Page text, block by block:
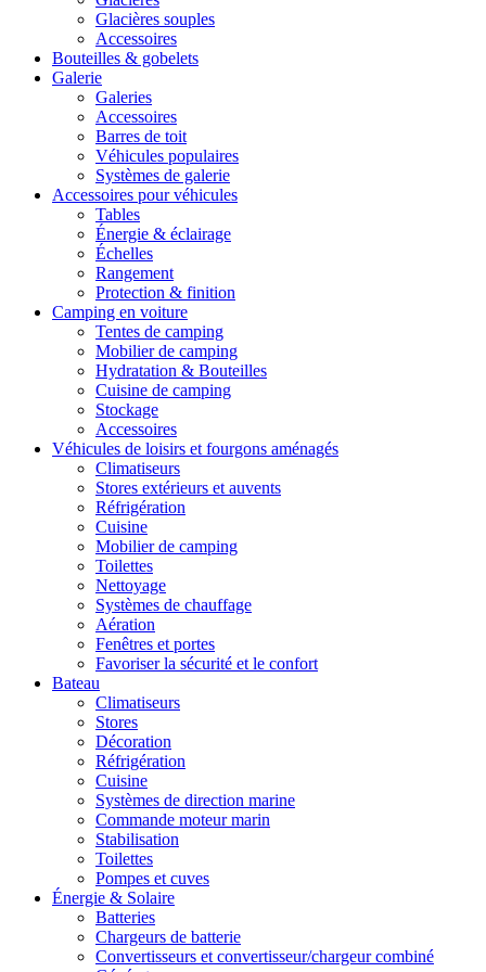
Glacières souples
Accessoires
Bouteilles & gobelets
Galerie
Galeries
Accessoires
Barres de toit
Véhicules populaires
Systèmes de galerie
Accessoires pour véhicules
Tables
Énergie & éclairage
Échelles
Rangement
Protection & finition
Camping en voiture
Tentes de camping
Mobilier de camping
Hydratation & Bouteilles
Cuisine de camping
Stockage
Accessoires
Véhicules de loisirs et fourgons aménagés
Climatiseurs
Stores extérieurs et auvents
Réfrigération
Cuisine
Mobilier de camping
Toilettes
Nettoyage
Systèmes de chauffage
Aération
Fenêtres et portes
Favoriser la sécurité et le confort
Bateau
Climatiseurs
Stores
Décoration
Réfrigération
Cuisine
Systèmes de direction marine
Commande moteur marin
Stabilisation
Toilettes
Pompes et cuves
Énergie & Solaire
Batteries
Chargeurs de batterie
Convertisseurs et convertisseur/chargeur combiné